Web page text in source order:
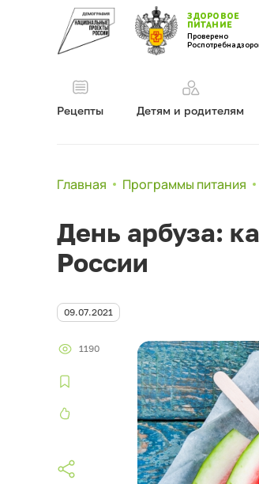
ЗДОРОВОЕ
ПИТАНИЕ
Проверено
Рецепты Детям и родителям
Главная Программы питания
День арбуза:
России
09.07.2021
1190